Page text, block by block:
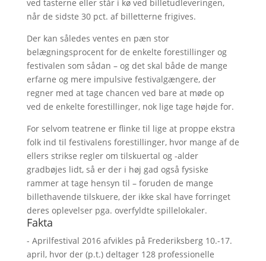
ved tasterne eller står i kø ved billetudleveringen,
når de sidste 30 pct. af billetterne frigives.
Der kan således ventes en pæn stor
belægningsprocent for de enkelte forestillinger og
festivalen som sådan – og det skal både de mange
erfarne og mere impulsive festivalgængere, der
regner med at tage chancen ved bare at møde op
ved de enkelte forestillinger, nok lige tage højde for.
For selvom teatrene er flinke til lige at proppe ekstra
folk ind til festivalens forestillinger, hvor mange af de
ellers strikse regler om tilskuertal og -alder
gradbøjes lidt, så er der i høj gad også fysiske
rammer at tage hensyn til – foruden de mange
billethavende tilskuere, der ikke skal have forringet
deres oplevelser pga. overfyldte spillelokaler.
Fakta
- Aprilfestival 2016 afvikles på Frederiksberg 10.-17.
april, hvor der (p.t.) deltager 128 professionelle